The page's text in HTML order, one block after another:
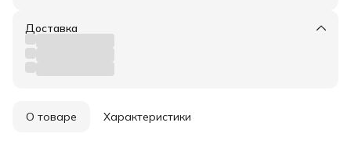
Доставка
О товаре Характеристики